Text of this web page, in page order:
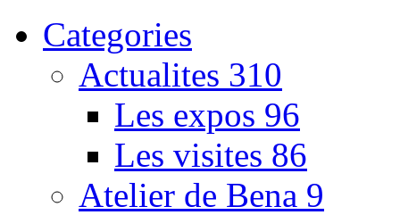
Categories
Actualites 310
Les expos 96
Les visites 86
Atelier de Bena 9